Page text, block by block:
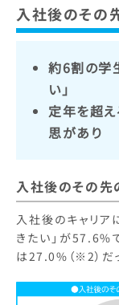
入社後のその
約6割の学
い」
定年を超
思があり
入社後のその先
入社後のキャリア
きたい」が57.6%
は27.0%（※2）だっ